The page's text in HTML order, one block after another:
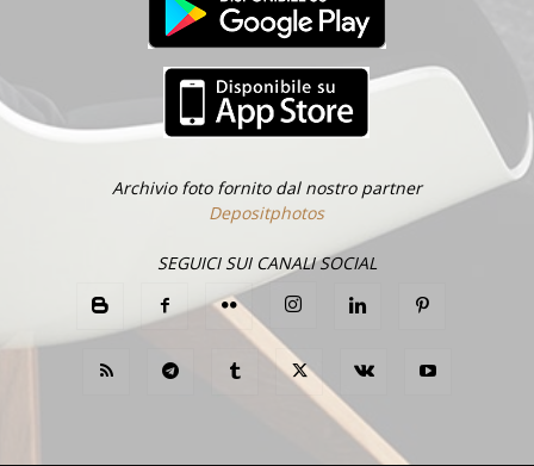
Archivio foto fornito dal nostro partner
Depositphotos
SEGUICI SUI CANALI SOCIAL